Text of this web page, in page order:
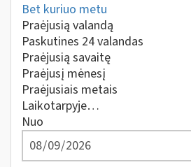
Bet kuriuo metu
Praėjusią valandą
Paskutines 24 valandas
Praėjusią savaitę
Praėjusį mėnesį
Praėjusiais metais
Laikotarpyje…
Nuo